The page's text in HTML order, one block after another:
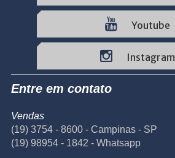
Youtube
Instagram
Entre em contato
Vendas
(19) 3754 - 8600 - Campinas - SP
(19) 98954 - 1842 - Whatsapp